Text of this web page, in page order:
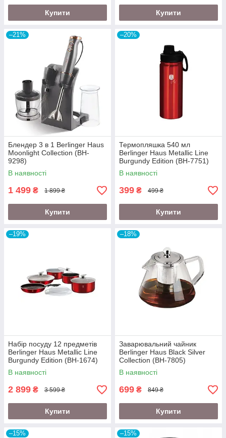
Купити Купити
–21%
Блендер 3 в 1 Berlinger Haus
Moonlight Collection (BH-
9298)
В наявності
1 499 ₴ 1 899 ₴
Купити
–20%
Термопляшка 540 мл
Berlinger Haus Metallic Line
Burgundy Edition (BH-7751)
В наявності
399 ₴ 499 ₴
Купити
–19%
Набір посуду 12 предметів
Berlinger Haus Metallic Line
Burgundy Edition (BH-1674)
В наявності
2 899 ₴ 3 599 ₴
Купити
–18%
Заварювальний чайник
Berlinger Haus Black Silver
Collection (BH-7805)
В наявності
699 ₴ 849 ₴
Купити
–15% –15%